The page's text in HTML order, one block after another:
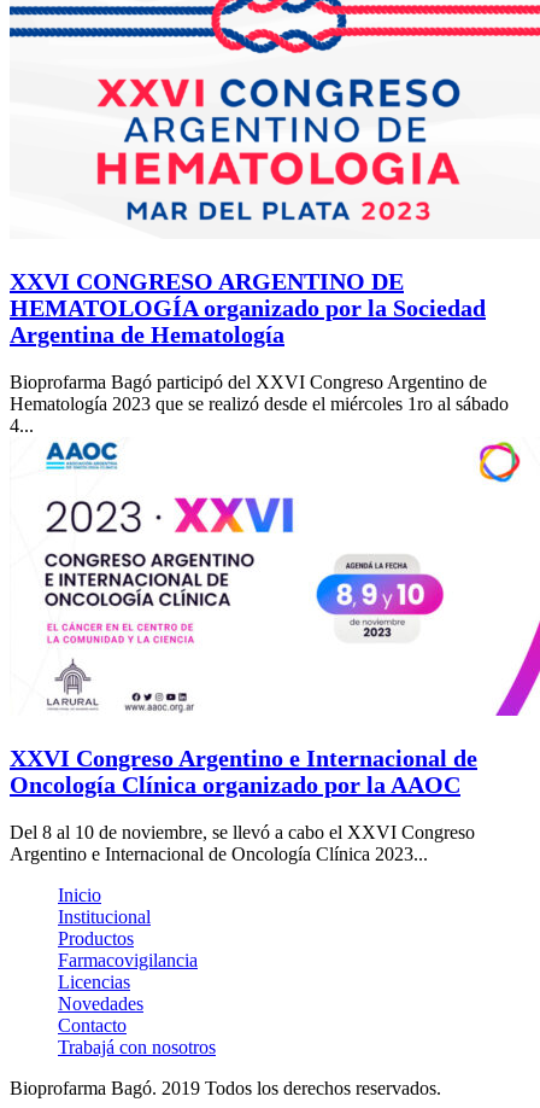
XXVI CONGRESO ARGENTINO DE
HEMATOLOGÍA organizado por la Sociedad
Argentina de Hematología
Bioprofarma Bagó participó del XXVI Congreso Argentino de
Hematología 2023 que se realizó desde el miércoles 1ro al sábado
4...
XXVI Congreso Argentino e Internacional de
Oncología Clínica organizado por la AAOC
Del 8 al 10 de noviembre, se llevó a cabo el XXVI Congreso
Argentino e Internacional de Oncología Clínica 2023...
Inicio
Institucional
Productos
Farmacovigilancia
Licencias
Novedades
Contacto
Trabajá con nosotros
Bioprofarma Bagó. 2019 Todos los derechos reservados.